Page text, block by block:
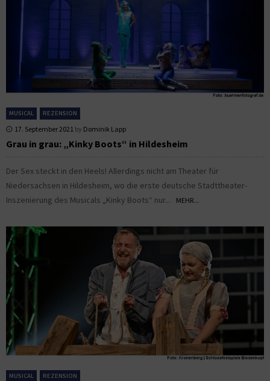
MUSICAL REZENSION
17. September 2021 by Dominik Lapp
Grau in grau: „Kinky Boots“ in Hildesheim
Der Sex steckt in den Heels! Allerdings nicht am Theater für
Niedersachsen in Hildesheim, wo die erste deutsche Stadttheater-
Inszenierung des Musicals „Kinky Boots“ nur...
MEHR...
MUSICAL REZENSION